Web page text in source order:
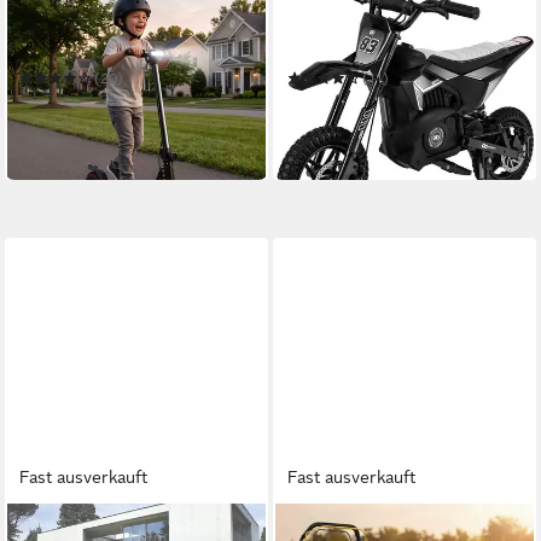
Elektro-Kinderroller Kids K1
E-Scooter bis zu 16 km/h ab
6 Jahren (20)
153,01 € 449,99 €
-66%
in 2-3 Werktagen bei dir
Elektro-Kindermotorrad
Kinder Crossbike Raider
Elektromotorrad ab 8 Jahren
(11)
250,01 € 749,99 €
-67%
in 2-3 Werktagen bei dir
Fast ausverkauft
MSPA
Fast ausverkauft
CRAFTFULL